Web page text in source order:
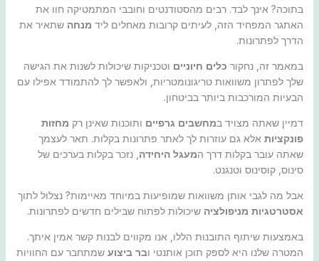
בתוכה? אינך לבד. רבים מהסטודנטים וחובבי המתמטיקה חוו את
האתגר המפחיד הזה, לעיתים קרובות מאחלים ליד מנחה שתאיר את
הדרך לפתרונות.
במאמר זה, נחקור כלים חיוניים וטכניקות שיכולות לשנות את הגישה
שלך לפתרון משוואות טריגונומטריות, ולאפשר לך להתמודד אפילו עם
הבעיות המורכבות ביותר בביטחון.
דמיין שאתה מצויד במחשבים גרפיים ותוכנות שאינן רק מחזות
פונקציותאלא גם עוזרות לך לאתר פתרונות בקלות. תאר לעצמך
שאתה עובר בקלות דרך המעגל היחידה , נזכר בקלות בערכים של
סינוס, קוסינוס וטנגנט.
אבל מה לגבי אותן משוואות שמופיעות במיוחד מאיימות? נצלול לתוך
אסטרטגיות מניפולציה שיכולות לפתוח שבילים חדשים לפתרונות.
באמצעות שיתוף התובנות הללו, אנו מקווים לבנות קשר אמין איתך.
המטרה שלנו היא לספק תוכן אותנטי ובר ביצועשמתחבר עם החוויות